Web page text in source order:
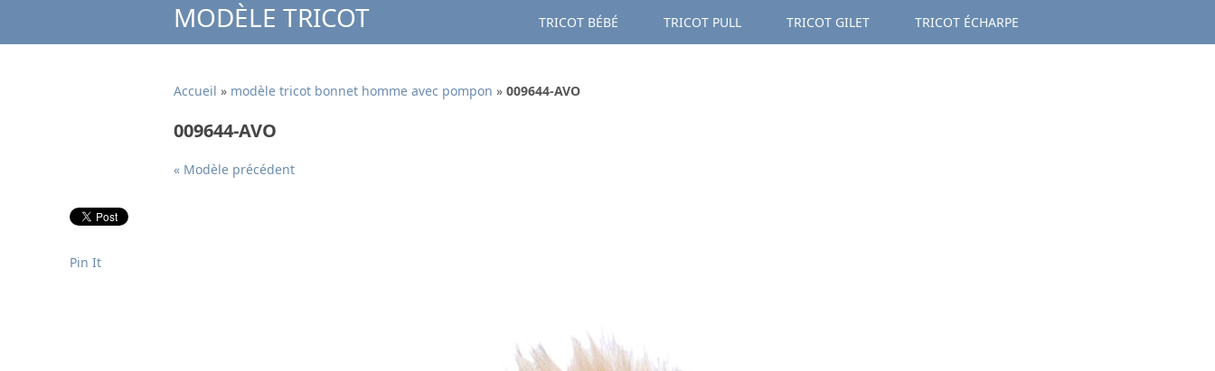
MODÈLE TRICOT TRICOT BÉBÉ TRICOT PULL TRICOT GILET TRICOT ÉCHARPE
Accueil » modèle tricot bonnet homme avec pompon » 009644-AVO
009644-AVO
« Modèle précédent
Pin It